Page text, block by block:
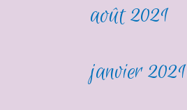
août 2021
janvier 2021